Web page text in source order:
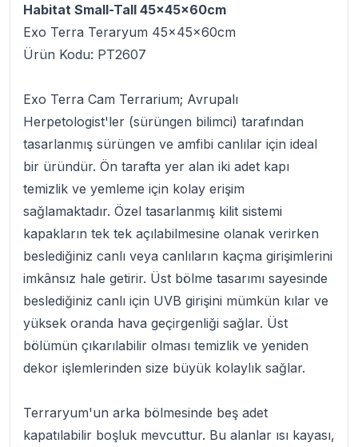
Habitat Small-Tall 45x45x60cm
Exo Terra Teraryum 45x45x60cm
Ürün Kodu: PT2607
Exo Terra Cam Terrarium; Avrupalı
Herpetologist'ler (sürüngen bilimci) tarafından
tasarlanmış sürüngen ve amfibi canlılar için ideal
bir üründür. Ön tarafta yer alan iki adet kapı
temizlik ve yemleme için kolay erişim
sağlamaktadır. Özel tasarlanmış kilit sistemi
kapakların tek tek açılabilmesine olanak verirken
beslediğiniz canlı veya canlıların kaçma girişimlerini
imkânsız hale getirir. Üst bölme tasarımı sayesinde
beslediğiniz canlı için UVB girişini mümkün kılar ve
yüksek oranda hava geçirgenliği sağlar. Üst
bölümün çıkarılabilir olması temizlik ve yeniden
dekor işlemlerinden size büyük kolaylık sağlar.
Terraryum'un arka bölmesinde beş adet
kapatılabilir boşluk mevcuttur. Bu alanlar ısı kayası,